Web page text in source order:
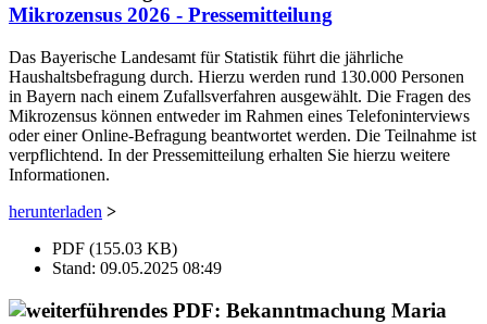
Mikrozensus 2026 - Pressemitteilung
Das Bayerische Landesamt für Statistik führt die jährliche
Haushaltsbefragung durch. Hierzu werden rund 130.000 Personen
in Bayern nach einem Zufallsverfahren ausgewählt. Die Fragen des
Mikrozensus können entweder im Rahmen eines Telefoninterviews
oder einer Online-Befragung beantwortet werden. Die Teilnahme ist
verpflichtend. In der Pressemitteilung erhalten Sie hierzu weitere
Informationen.
herunterladen >
PDF (155.03 KB)
Stand: 09.05.2025 08:49